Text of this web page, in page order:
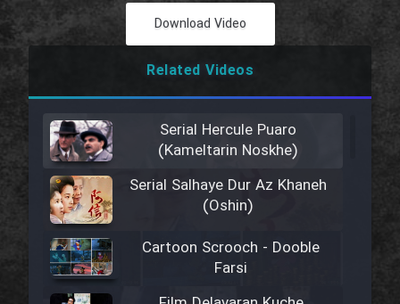
Download Video
Related Videos
Serial Hercule Puaro
(Kameltarin Noskhe)
Serial Salhaye Dur Az Khaneh
(Oshin)
Cartoon Scrooch - Dooble
Farsi